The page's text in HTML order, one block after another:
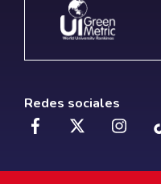
Redes sociales